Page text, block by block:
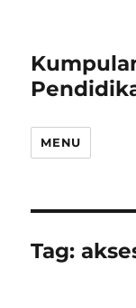
MENU
Tag: